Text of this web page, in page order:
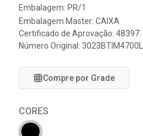
Embalagem: PR/1
Embalagem Master: CAIXA
Certificado de Aprovação: 48397
Número Original: 3023BTIM4700LL
Compre por Grade
CORES